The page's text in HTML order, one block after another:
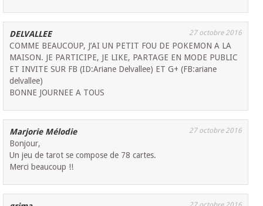
DELVALLEE 27 octobre 2016
COMME BEAUCOUP, J’AI UN PETIT FOU DE POKEMON A LA
MAISON. JE PARTICIPE, JE LIKE, PARTAGE EN MODE PUBLIC
ET INVITE SUR FB (ID:Ariane Delvallee) ET G+ (FB:ariane
delvallee)
BONNE JOURNEE A TOUS
Marjorie Mélodie 27 octobre 2016
Bonjour,
Un jeu de tarot se compose de 78 cartes.
Merci beaucoup !!